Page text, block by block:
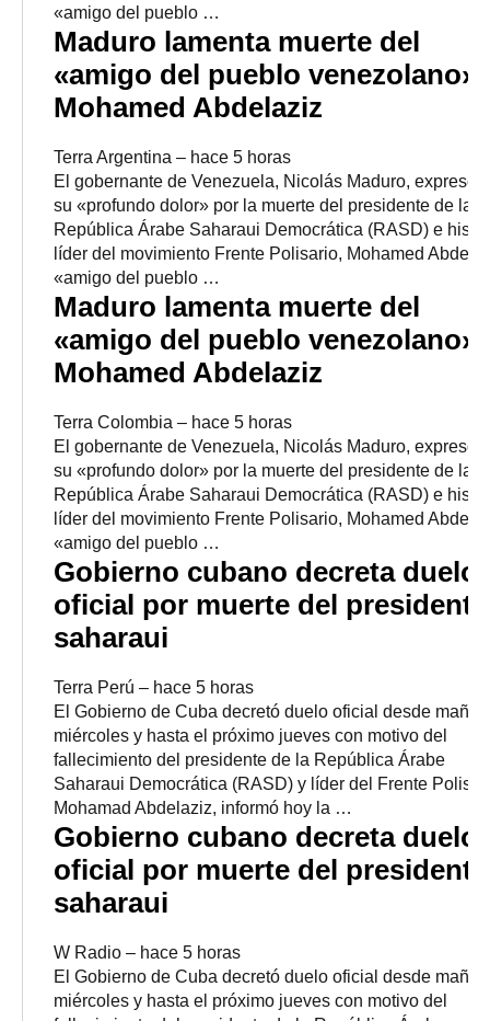
«amigo del pueblo …
Maduro lamenta muerte del
«amigo del pueblo venezolano»
Mohamed Abdelaziz
Terra Argentina – ‎hace 5 horas‎
El gobernante de Venezuela, Nicolás Maduro, expresó
su «profundo dolor» por la muerte del presidente de la
República Árabe Saharaui Democrática (RASD) e
líder del movimiento Frente Polisario, Mohamed
«amigo del pueblo …
Maduro lamenta muerte del
«amigo del pueblo venezolano»
Mohamed Abdelaziz
Terra Colombia – ‎hace 5 horas‎
El gobernante de Venezuela, Nicolás Maduro, expresó
su «profundo dolor» por la muerte del presidente de la
República Árabe Saharaui Democrática (RASD) e
líder del movimiento Frente Polisario, Mohamed
«amigo del pueblo …
Gobierno cubano decreta duelo
oficial por muerte del presidente
saharaui
Terra Perú – ‎hace 5 horas‎
El Gobierno de Cuba decretó duelo oficial desde
miércoles y hasta el próximo jueves con motivo del
fallecimiento del presidente de la República Árabe
Saharaui Democrática (RASD) y líder del Frente
Mohamad Abdelaziz, informó hoy la …
Gobierno cubano decreta duelo
oficial por muerte del presidente
saharaui
W Radio – ‎hace 5 horas‎
El Gobierno de Cuba decretó duelo oficial desde
miércoles y hasta el próximo jueves con motivo del